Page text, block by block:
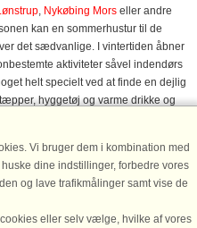
Nykøbing Mors eller andre
kan en sommerhustur til de
det sædvanlige. I vintertiden åbner
aktiviteter såvel indendørs
helt specielt ved at finde en dejlig
hyggetøj og varme drikke og
er intet til hinder for at tage i
er en ø beliggende i Limfjorden,
fund. Øen er et populært turistmål
Vi bruger dem i kombination med
dine indstillinger, forbedre vores
og lave trafikmålinger samt vise de
eller selv vælge, hvilke af vores